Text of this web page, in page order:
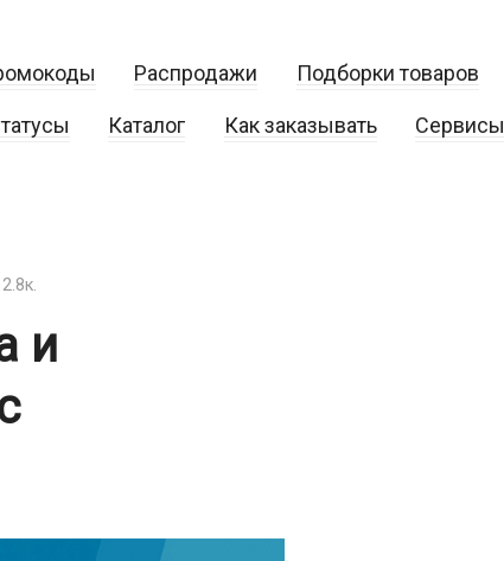
Распродажи Подборки товаров
Каталог Как заказывать Сервисы
2.8к.
и